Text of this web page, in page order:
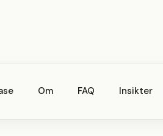
Om FAQ Insikter